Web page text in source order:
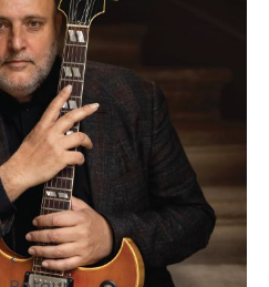
<